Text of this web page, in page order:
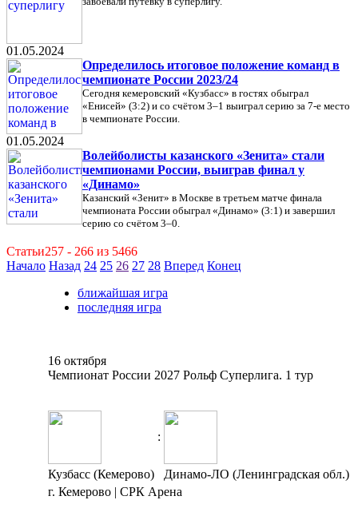
01.05.2024
Определилось итоговое положение команд в
чемпионате России 2023/24
Сегодня кемеровский «Кузбасс» в гостях обыграл
«Енисей» (3:2) и со счётом 3–1 выиграл серию за 7-е место
в чемпионате России.
01.05.2024
Волейболисты казанского «Зенита» стали
чемпионами России, выиграв финал у
«Динамо»
Казанский «Зенит» в Москве в третьем матче финала
чемпионата России обыграл «Динамо» (3:1) и завершил
серию со счётом 3–0.
Статьи257 - 266 из 5466
Начало Назад 24 25 26 27 28 Вперед Конец
ближайшая игра
последняя игра
16 октября
Чемпионат России 2027 Рольф Суперлига. 1 тур
:
Кузбасс (Кемерово)
Динамо-ЛО (Ленинградская обл.)
г. Кемерово | СРК Арена